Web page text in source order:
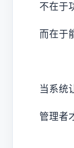
不在于
而在于
当系统
管理者